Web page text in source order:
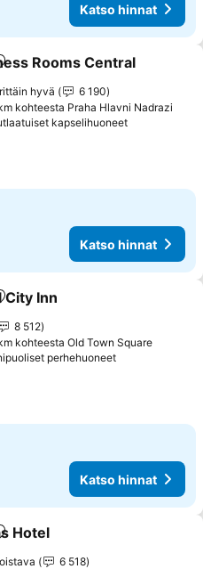
Katso hinnat
suosikkeihin
Rooms Central
hyvä
6 190
kohteesta Praha Hlavni Nadrazi
kapselihuoneet
Katso hinnat
suosikkeihin
City Inn
8 512
kohteesta Old Town Square
perhehuoneet
Katso hinnat
suosikkeihin
Hotel
6 518